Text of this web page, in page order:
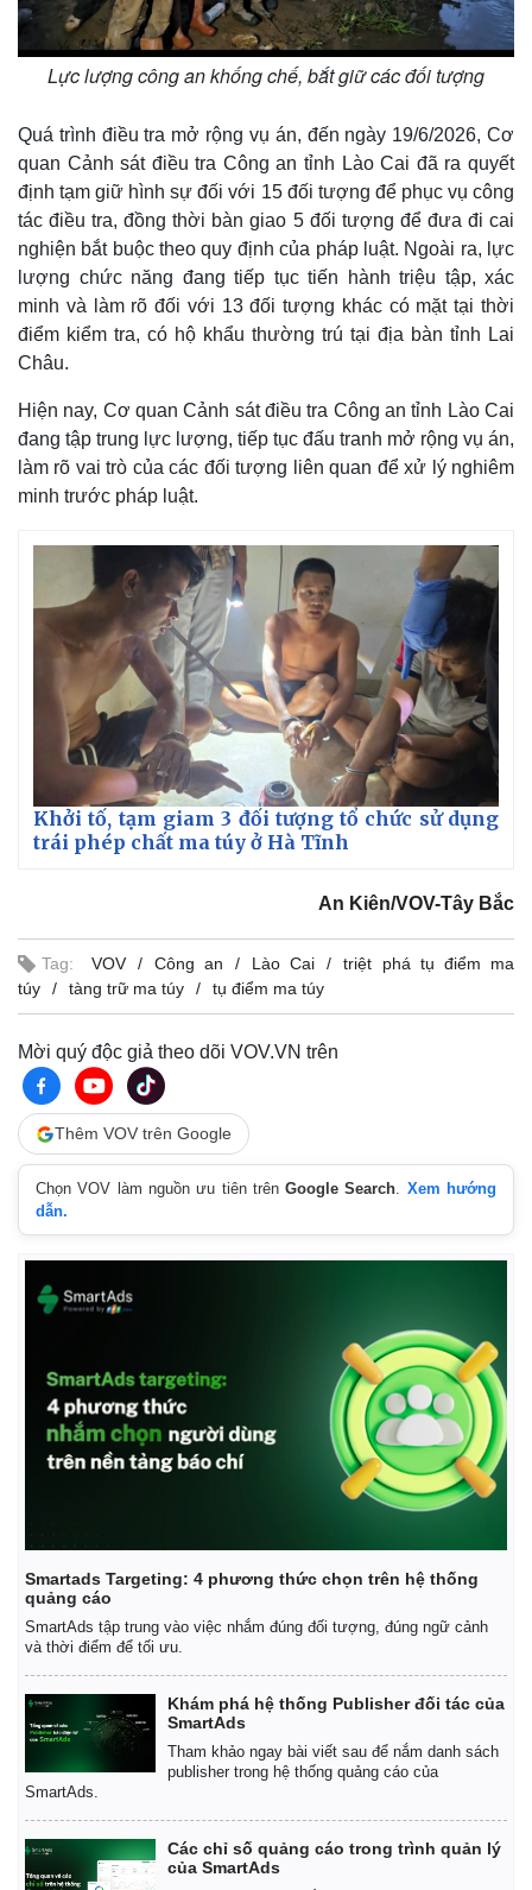
Kinh tế
Khởi nghiệp
Thị trường
Chứng khoán
Giá cà phê
Lực lượng công an khống chế, bắt giữ các đối tượng
Quá trình điều tra mở rộng vụ án, đến ngày 19/6/2026, Cơ
quan Cảnh sát điều tra Công an tỉnh Lào Cai đã ra quyết
định tạm giữ hình sự đối với 15 đối tượng để phục vụ công
tác điều tra, đồng thời bàn giao 5 đối tượng để đưa đi cai
nghiện bắt buộc theo quy định của pháp luật. Ngoài ra, lực
lượng chức năng đang tiếp tục tiến hành triệu tập, xác
minh và làm rõ đối với 13 đối tượng khác có mặt tại thời
điểm kiểm tra, có hộ khẩu thường trú tại địa bàn tỉnh Lai
Châu.
Hiện nay, Cơ quan Cảnh sát điều tra Công an tỉnh Lào Cai
đang tập trung lực lượng, tiếp tục đấu tranh mở rộng vụ án,
làm rõ vai trò của các đối tượng liên quan để xử lý nghiêm
minh trước pháp luật.
Khởi tố, tạm giam 3 đối tượng tổ chức sử dụng
trái phép chất ma túy ở Hà Tĩnh
An Kiên/VOV-Tây Bắc
Tag: VOV Công an Lào Cai
triệt phá tụ điểm ma
túy
tàng trữ ma túy tụ điểm ma túy
Mời quý độc giả theo dõi VOV.VN trên
Thêm VOV trên Google
Chọn VOV làm nguồn ưu tiên trênGoogle Search. Xem hướng
dẫn.
Smartads Targeting: 4 phương thức chọn trên hệ thống
quảng cáo
SmartAds tập trung vào việc nhắm đúng đối tượng, đúng ngữ cảnh
và thời điểm để tối ưu.
Khám phá hệ thống Publisher đối tác của
SmartAds
Tham khảo ngay bài viết sau để nắm danh sách
publisher trong hệ thống quảng cáo của
SmartAds.
Các chỉ số quảng cáo trong trình quản lý
của SmartAds